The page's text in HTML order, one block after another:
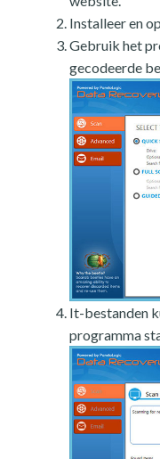
Installeer en
Gebruik het
gecodeerde
It-bestanden
programma